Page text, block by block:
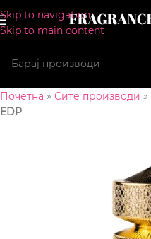
Skip to navigation
Skip to main content
Почетна » Сите производи »
EDP